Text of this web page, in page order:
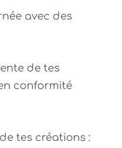
avec des
de tes
conformité
tes créations :